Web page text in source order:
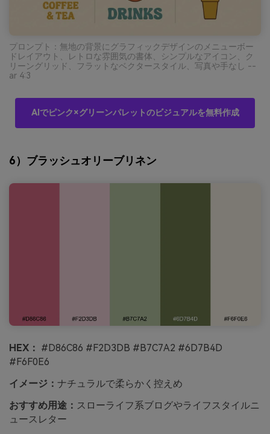
プロンプト：無地の背景にグラフィックデザインのメニューボー
ドレイアウト、レトロな雰囲気の書体、シンプルなアイコン、ク
リーングリッド、フラットなベクタースタイル、写真や手なし --
ar 4:3
AIでピンク×グリーンパレットのビジュアルを無料作成
6）ブラッシュオリーブリネン
HEX： #D86C86 #F2D3DB #B7C7A2 #6D7B4D
#F6F0E6
イメージ： ナチュラルで柔らかく控えめ
おすすめ用途： スローライフ系ブログやライフスタイルニ
ュースレター